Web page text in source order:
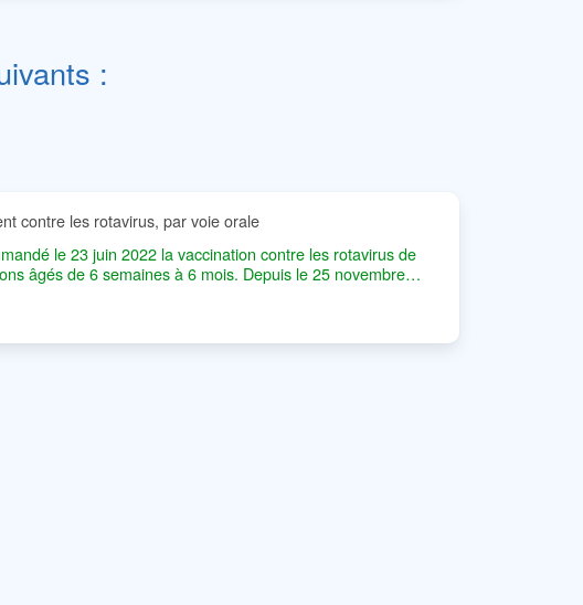
:
contre les rotavirus, par voie orale
le 23 juin 2022 la vaccination contre les rotavirus de
âgés de 6 semaines à 6 mois. Depuis le 25 novembre